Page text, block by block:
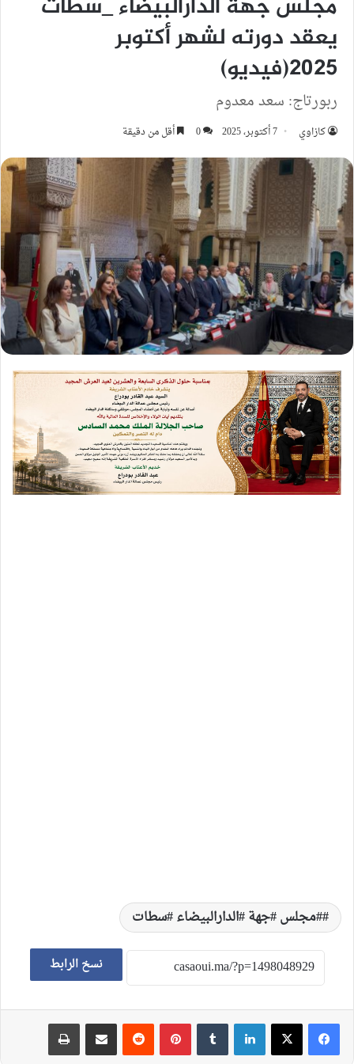
مجلس جهة الدارالبيضاء _سطات
يعقد دورته لشهر أكتوبر
2025(فيديو)
ربورتاج: سعد معدوم
كازاوي 7 أكتوبر، 2025 0 أقل من دقيقة
#مجلس #جهة #الدارالبيضاء #سطات
نسخ الرابط
لينكدإن بينتيريست